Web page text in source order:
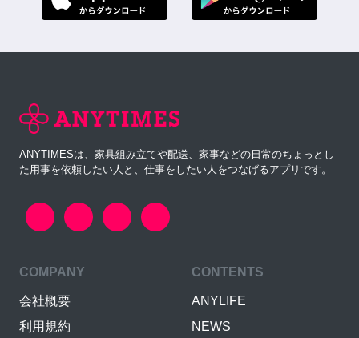
ANYTIMESは、家具組み立てや配送、家事などの日常のちょっとし
た用事を依頼したい人と、仕事をしたい人をつなげるアプリです。
COMPANY
会社概要
利用規約
CONTENTS
ANYLIFE
NEWS